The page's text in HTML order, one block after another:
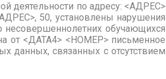
деятельности по адресу: <АДРЕС>
50, установлены нарушения
несовершеннолетних обучающихся
от <ДАТА4> <НОМЕР> письменное
данных, связанных с отсутствием